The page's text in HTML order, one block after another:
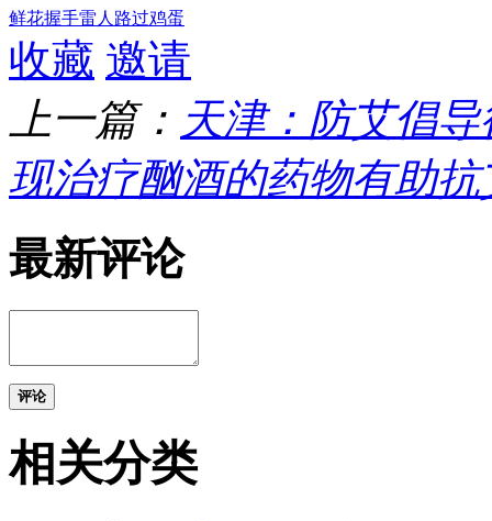
鲜花握手雷人 路过鸡蛋
收藏 邀请
上一篇： 天津：防艾倡
现治疗酗酒的药物有助抗
最新评论
评论
相关分类